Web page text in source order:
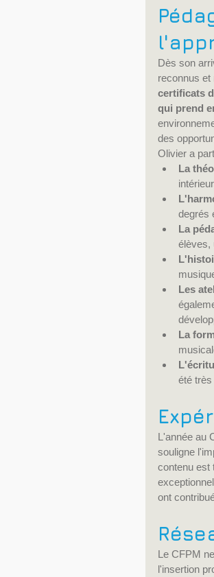
Dès son
reconnus
certificats
qui prend
des
Olivier a
La
degrés
La
élèves,
Les
La
été
L'année au
souligne
contenu est
ont
Le CFPM
l'insertion